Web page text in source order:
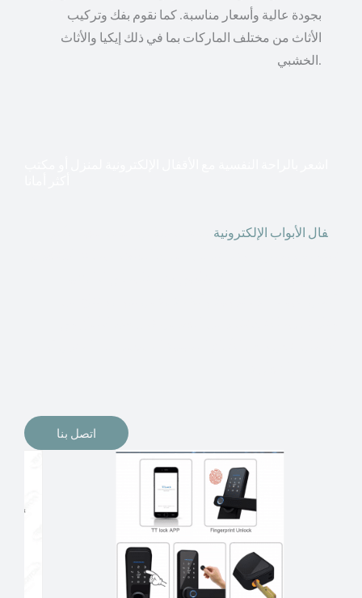
بجودة عالية وأسعار مناسبة. كما نقوم بفك وتركيب
الأثاث من مختلف الماركات بما في ذلك إيكيا والأثاث
الخشبي.
فال الأبواب الإلكترونية
اتصل بنا